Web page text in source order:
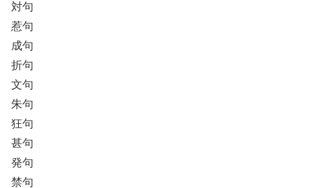
対句
惹句
成句
折句
文句
朱句
狂句
甚句
発句
禁句